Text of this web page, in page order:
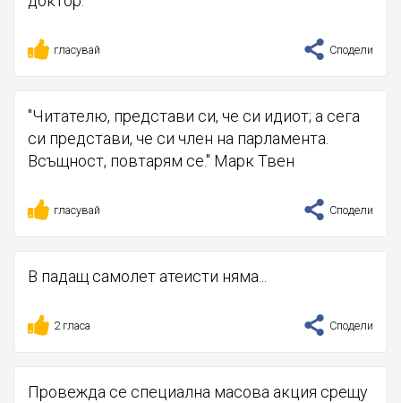
гласувай Сподели
"Читателю, представи си, че си идиот; а сега
си представи, че си член на парламента.
Всъщност, повтарям се." Марк Твен
гласувай Сподели
В падащ самолет атеисти няма...
2 гласа Сподели
Провежда се специална масова акция срещу